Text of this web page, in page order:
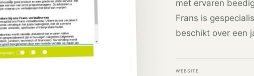
met ervaren
Frans is
beschikt over een
WEBSITE